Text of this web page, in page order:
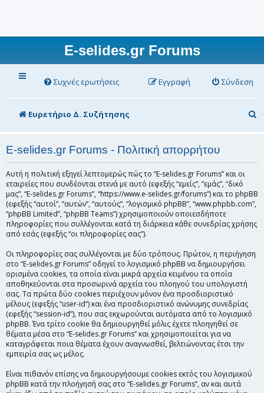
E-selides.gr Forums
Συχνές ερωτήσεις Σύνδεση
Εγγραφή
Ευρετήριο Δ. Συζήτησης
ν
ζ
E-selides.gr Forums - Πολιτική απορρήτου
Αυτή η πολιτική εξηγεί λεπτομερώς πώς το “E-selides.gr Forums” και οι
εταιρείες που συνδέονται στενά με αυτό (εφεξής “εμείς”, “εμάς”, “δικό
μας”, “E-selides.gr Forums”, “https://www.e-selides.gr/forums”) και το phpBB
(εφεξής “αυτοί”, “αυτών”, “αυτούς”, “λογισμικό phpBB”, “www.phpbb.com”,
“phpBB Limited”, “phpBB Teams”) χρησιμοποιούν οποιεσδήποτε
πληροφορίες που συλλέγονται κατά τη διάρκεια κάθε συνεδρίας χρήσης
από εσάς (εφεξής “οι πληροφορίες σας”).
Οι πληροφορίες σας συλλέγονται με δύο τρόπους. Πρώτον, η περιήγηση
στο “E-selides.gr Forums” οδηγεί το λογισμικό phpBB να δημιουργήσει
ορισμένα cookies, τα οποία είναι μικρά αρχεία κειμένου τα οποία
αποθηκεύονται στα προσωρινά αρχεία του πλοηγού του υπολογιστή
σας. Τα πρώτα δύο cookies περιέχουν μόνον ένα προσδιοριστικό
μέλους (εφεξής “user-id”) και ένα προσδιοριστικό ανώνυμης συνεδρίας
(εφεξής “session-id”), που σας εκχωρούνται αυτόματα από το λογισμικό
phpBB. Ένα τρίτο cookie θα δημιουργηθεί μόλις έχετε πλοηγηθεί σε
θέματα μέσα στο “E-selides.gr Forums” και χρησιμοποιείται για να
καταγράφεται ποια θέματα έχουν αναγνωσθεί, βελτιώνοντας έτσι την
εμπειρία σας ως μέλος.
Είναι πιθανόν επίσης να δημιουργήσουμε cookies εκτός του λογισμικού
phpBB κατά την πλοήγησή σας στο “E-selides.gr Forums”, αν και αυτά